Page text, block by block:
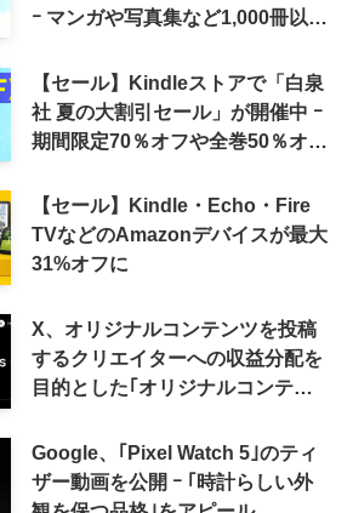
ｰ マンガや写真集など1,000冊以上
【セール】Kindleストアで「白泉
社 夏の大割引セール」が開催中 ｰ
期間限定70％オフや全巻50％オフ
【セール】Kindle・Echo・Fire
TVなどのAmazonデバイスが最大
31%オフに
X、オリジナルコンテンツを投稿
するクリエイターへの収益分配を
目的とした｢オリジナルコンテン
来の｢収益分配｣は廃止
Google、｢Pixel Watch 5｣のティ
ザー動画を公開 ｰ ｢時計らしい外